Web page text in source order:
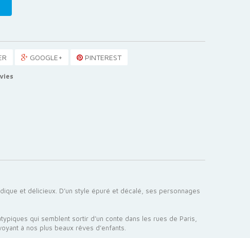
GOOGLE+ PINTEREST
et délicieux. D’un style épuré et décalé, ses personnages
qui semblent sortir d’un conte dans les rues de Paris,
à nos plus beaux rêves d’enfants.